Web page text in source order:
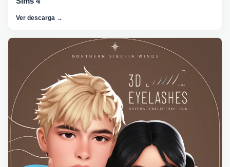
Ver descarga →